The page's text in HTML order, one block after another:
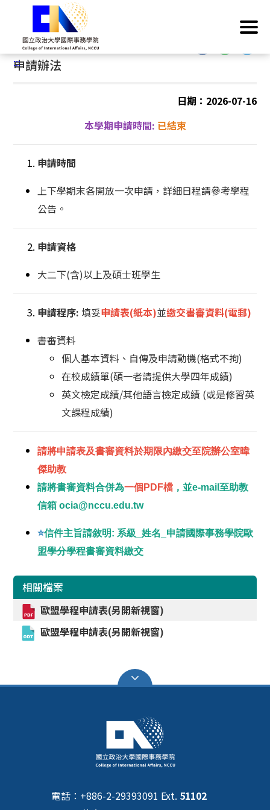
要
內
首頁/歐盟學分學程
:::
申請辦法
日期：2026-07-16
本學期申請時間: 已結束
申請時間
上下學期末各開放一次申請，詳細日程請參考學程
公告。
申請資格
大二下(含)以上及碩士班學生
申請程序: 填妥申請表(紙本)並繳交書審資料(電郵)
書審資料
個人基本資料、自傳及申請動機(格式不拘)
在校成績單(碩一者請提供大學四年成績)
英文檢定成績/其他語言檢定成績 (或是修習英
文課程成績)
請將申請表及書審資料於期限內繳交至院辦公室暐
傑助教
請將書審資料合併為一個PDF檔 ，並e-mail至助教
信箱 ocia@nccu.edu.tw
⭐️信件主旨請敘明: 系級_姓名_申請國際事務學院歐
盟學分學程書審資料繳交
相關檔案
歐盟學程申請表(另開新視窗)
歐盟學程申請表(另開新視窗)
電話：+886-2-29393091 Ext. 51102